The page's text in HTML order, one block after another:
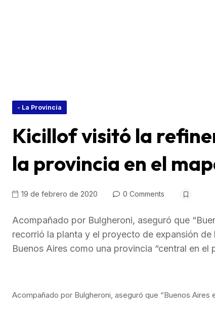
- La Provincia
Kicillof visitó la
la provincia en el
19 de febrero de 2020 0 Comments
Acompañado por Bulgheroni, aseguró que
recorrió la planta y el proyecto de expansión
Buenos Aires como una provincia “central en
Acompañado por Bulgheroni, aseguró que “Buenos